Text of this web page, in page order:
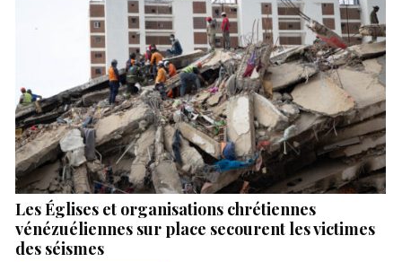
Les Églises et organisations chrétiennes
vénézuéliennes sur place secourent les victimes
des séismes